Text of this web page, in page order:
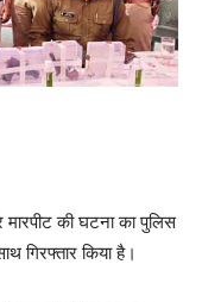
की घटना का पुलिस
गिरफ्तार किया है।